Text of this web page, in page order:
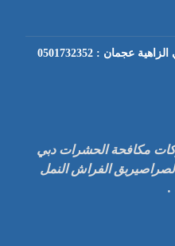
عجمان : 0501732352
مكافحة الحشرات دبي
الفراش النمل